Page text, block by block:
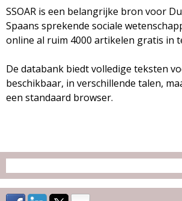
g
i
e
M
g
a
SSOAR is een belangrijke bron voor
Spaans sprekende sociale
online al ruim 4000 artikelen gratis in
De databank biedt volledige teksten
beschikbaar, in verschillende talen,
een standaard browser.